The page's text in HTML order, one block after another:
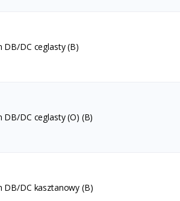
DB/DC ceglasty (B)
DB/DC ceglasty (O) (B)
DB/DC kasztanowy (B)